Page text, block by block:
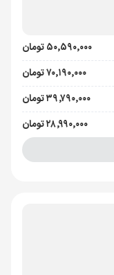
۵۰٬۵۹۰٬۰۰۰ تومان
۷۰٬۱۹۰٬۰۰۰ تومان
۳۹٬۷۹۰٬۰۰۰ تومان
۲۸٬۹۹۰٬۰۰۰ تومان